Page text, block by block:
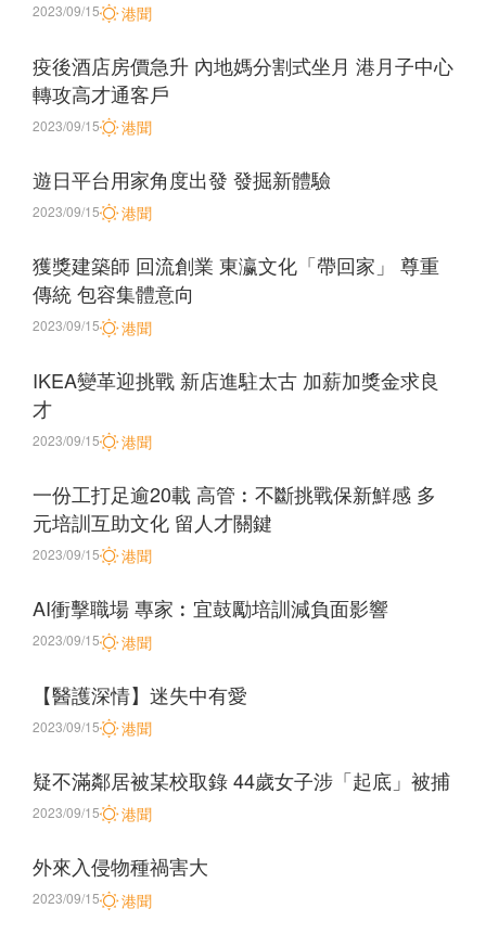
港聞
2023/09/15
疫後酒店房價急升 內地媽分割式坐月 港月子中心
轉攻高才通客戶
港聞
2023/09/15
遊日平台用家角度出發 發掘新體驗
港聞
2023/09/15
獲獎建築師 回流創業 東瀛文化「帶回家」 尊重
傳統 包容集體意向
港聞
2023/09/15
IKEA變革迎挑戰 新店進駐太古 加薪加獎金求良
才
港聞
2023/09/15
一份工打足逾20載 高管︰不斷挑戰保新鮮感 多
元培訓互助文化 留人才關鍵
港聞
2023/09/15
AI衝擊職場 專家︰宜鼓勵培訓減負面影響
港聞
2023/09/15
【醫護深情】迷失中有愛
港聞
2023/09/15
疑不滿鄰居被某校取錄 44歲女子涉「起底」被捕
港聞
2023/09/15
外來入侵物種禍害大
港聞
2023/09/15